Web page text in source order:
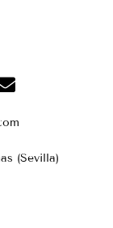
(Sevilla)